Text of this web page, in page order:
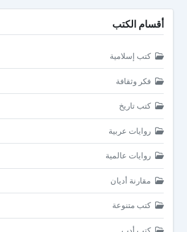
أقسام الكتب
كتب إسلامية
فكر وثقافة
كتب تاريخ
روايات عربية
روايات عالمية
مقارنة أديان
كتب متنوعة